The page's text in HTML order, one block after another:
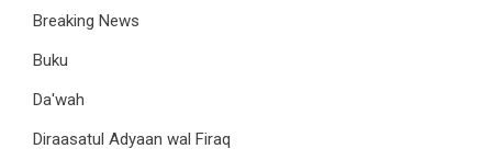
Breaking News
Buku
Da'wah
Diraasatul Adyaan wal Firaq